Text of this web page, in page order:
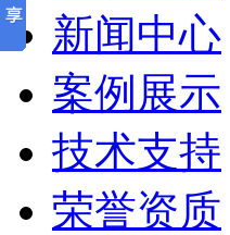
新闻中心
案例展示
技术支持
荣誉资质